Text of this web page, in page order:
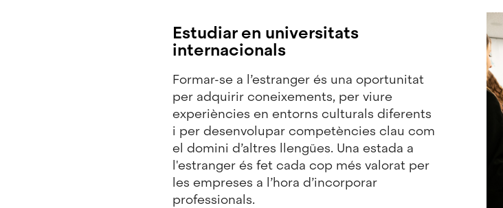
Estudiar en universitats
internacionals
Formar-se a l’estranger és una oportunitat
per adquirir coneixements, per viure
experiències en entorns culturals diferents
i per desenvolupar competències clau com
el domini d’altres llengües. Una estada a
l'estranger és fet cada cop més valorat per
les empreses a l’hora d’incorporar
professionals.